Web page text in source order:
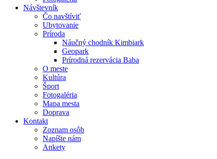
Návštevník
Čo navštíviť
Ubytovanie
Príroda
Náučný chodník Kimbiark
Geopark
Prírodná rezervácia Baba
O meste
Kultúra
Šport
Fotogaléria
Mapa mesta
Doprava
Kontakt
Zoznam osôb
Napíšte nám
Ankety